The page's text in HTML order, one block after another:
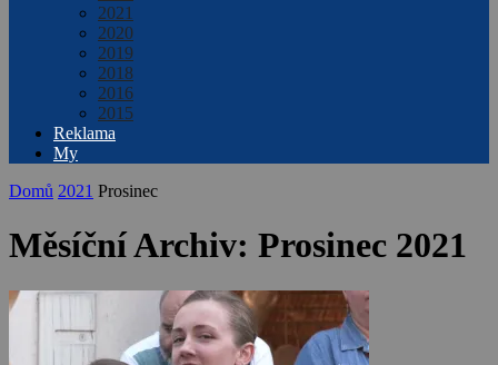
2021
2020
2019
2018
2016
2015
Reklama
My
Domů 2021 Prosinec
Měsíční Archiv: Prosinec 2021